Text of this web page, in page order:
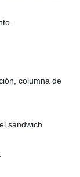
columna de
sándwich